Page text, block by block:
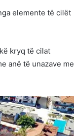
elemente të cilët
kryq të cilat
anë të unazave me